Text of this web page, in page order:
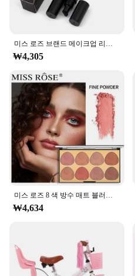
미스 로즈 브랜드 메이크업 리퀴드 아이 라이너 펜슬 퀵 드라이 워터 프루프 아이 라이너 블랙 컬러 아이 윙 스탬프 아이 펜슬 #250047
₩4,305
미스 로즈 8 색 방수 매트 블러쉬 팔레트 메이크업, 오래 지속되는 컨투어 블러쉬 하이라이터 및 브론저 플러시 파우더 화장품
₩4,634